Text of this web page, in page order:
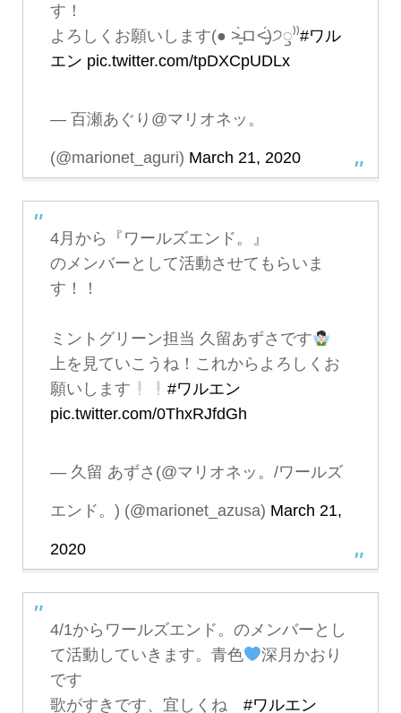
す！
よろしくお願いします(● ˃̶͈̀ロ˂̶͈́)੭ꠥ⁾⁾#ワル
エン pic.twitter.com/tpDXCpUDLx
— 百瀬あぐり@マリオネッ。
(@marionet_aguri) March 21, 2020
4月から『ワールズエンド。』
のメンバーとして活動させてもらいま
す！！
ミントグリーン担当 久留あずさです
上を見ていこうね！これからよろしくお
願いします
#ワルエン
pic.twitter.com/0ThxRJfdGh
— 久留 あずさ(@マリオネッ。/ワールズ
エンド。) (@marionet_azusa) March 21,
2020
4/1からワールズエンド。のメンバーとし
て活動していきます。青色
深月かおり
です
歌がすきです、宜しくね #ワルエン